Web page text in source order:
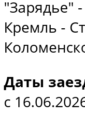
"Зарядье"
Кремль -
Даты
с